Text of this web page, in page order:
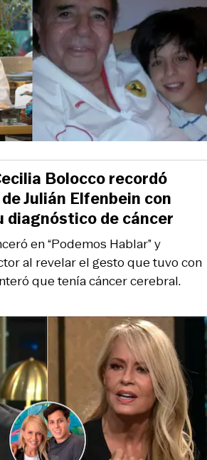
en “Podemos Hablar” y
al revelar el gesto que tuvo con
que tenía cáncer cerebral.
Bolocco recordó
Julián Elfenbein con
diagnóstico de cáncer